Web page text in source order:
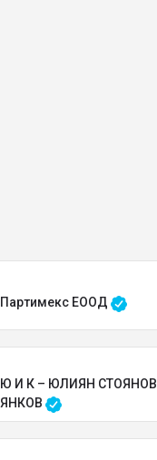
Партимекс ЕООД
Ю И К – ЮЛИЯН СТОЯНОВ
ЯНКОВ